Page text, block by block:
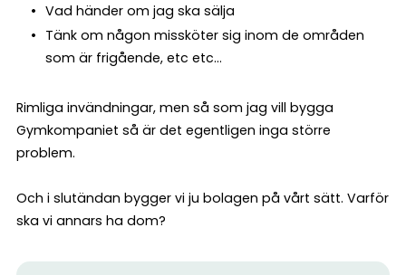
Vad händer om jag ska sälja
Tänk om någon missköter sig inom de områden
som är frigående, etc etc...
Rimliga invändningar, men så som jag vill bygga
Gymkompaniet så är det egentligen inga större
problem.
Och i slutändan bygger vi ju bolagen på vårt sätt. Varför
ska vi annars ha dom?